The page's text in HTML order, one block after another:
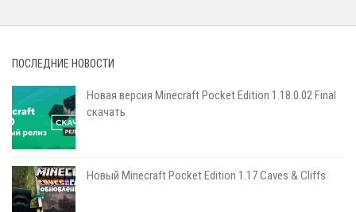
ПОСЛЕДНИЕ НОВОСТИ
Новая версия Minecraft Pocket Edition 1.18.0.02 Final
скачать
Новый Minecraft Pocket Edition 1.17 Сaves & Cliffs